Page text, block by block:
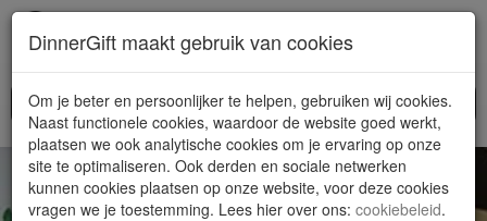
DinnerGift maakt gebruik van cookies
Om je beter en persoonlijker te helpen, gebruiken wij cookies.
Naast functionele cookies, waardoor de website goed werkt,
plaatsen we ook analytische cookies om je ervaring op onze
site te optimaliseren. Ook derden en sociale netwerken
kunnen cookies plaatsen op onze website, voor deze cookies
vragen we je toestemming. Lees hier over ons: cookiebeleid.